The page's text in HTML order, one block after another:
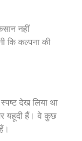
नहीं
कि कल्‍पना की
देख लिया था
यहूदी हैं। वे कुछ